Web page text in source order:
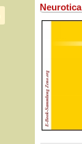
Neurotica